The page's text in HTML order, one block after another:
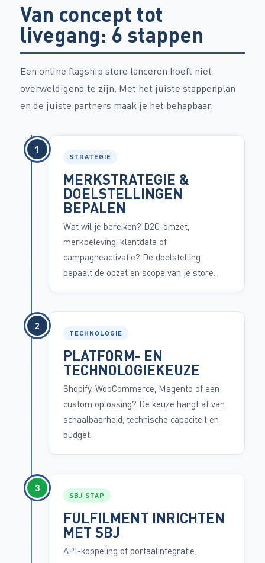
Van concept tot
livegang: 6 stappen
Een online flagship store lanceren hoeft niet
overweldigend te zijn. Met het juiste stappenplan
en de juiste partners maak je het behapbaar.
1
STRATEGIE
MERKSTRATEGIE &
DOELSTELLINGEN
BEPALEN
Wat wil je bereiken? D2C-omzet,
merkbeleving, klantdata of
campagneactivatie? De doelstelling
bepaalt de opzet en scope van je store.
2
TECHNOLOGIE
PLATFORM- EN
TECHNOLOGIEKEUZE
Shopify, WooCommerce, Magento of een
custom oplossing? De keuze hangt af van
schaalbaarheid, technische capaciteit en
budget.
3
SBJ STAP
FULFILMENT INRICHTEN
MET SBJ
API-koppeling of portaalintegratie.